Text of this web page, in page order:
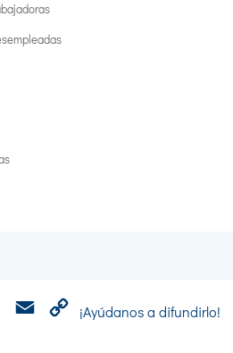
LinkedInEmail
Copy
¡Ayúdanos a difundirlo!